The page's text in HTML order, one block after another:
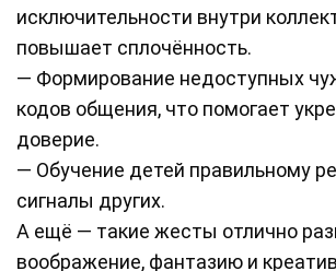
исключительности внутри
повышает сплочённость.
— Формирование недоступных
кодов общения, что помогает
доверие.
— Обучение детей правильному
сигналы других.
А ещё — такие жесты отлично
воображение, фантазию и